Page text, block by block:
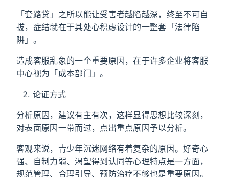
「套路贷」之所以能让受害者越陷越深，终至不可自
拔，症结就在于其处心积虑设计的一整套「法律陷
阱」。
造成客服乱象的一个重要原因，在于许多企业将客服
中心视为「成本部门」。
论证方式
分析原因，建议有主有次，这样显得思想比较深刻，
对表面原因一带而过，点出重点原因予以分析。
客观来说，青少年沉迷网络有着复杂的原因。好奇心
强、自制力弱、渴望得到认同等心理特点是一方面，
规范管理、合理引导、预防治疗不够也是重要原因。